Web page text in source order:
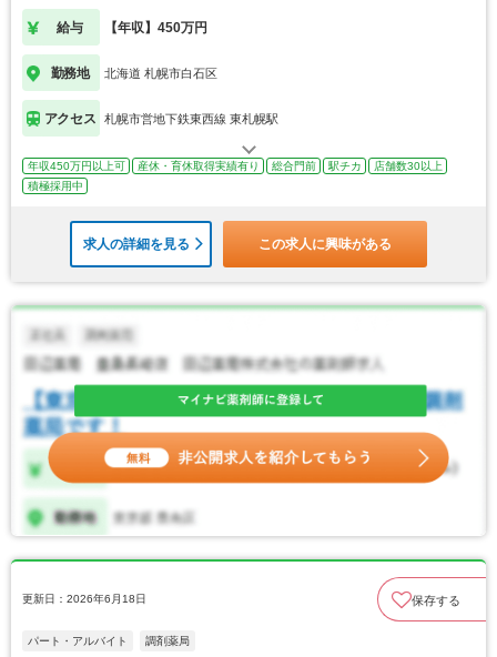
給与 【年収】450万円
勤務地 北海道 札幌市白石区
アクセス 札幌市営地下鉄東西線 東札幌駅
年収450万円以上可 産休・育休取得実績有り 総合門前 駅チカ
店舗数30以上
積極採用中
求人の詳細を見る この求人に興味がある
更新日：2026年6月18日 保存する
パート・アルバイト 調剤薬局